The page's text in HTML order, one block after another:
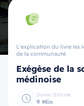
L'explication du livre les
de la communauté
Exégèse de la
médinoise
Durée d'étude
9 Min